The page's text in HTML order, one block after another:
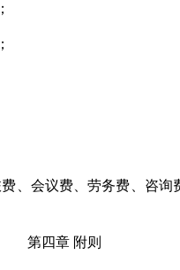
、会议费、劳务费、咨
第四章 附则